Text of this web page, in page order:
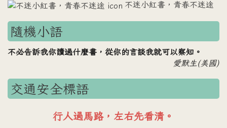
不迷小紅書，青春不迷途
隨機小語
不必告訴我你讀過什麼書，從你的言談我就可以察知。
愛默生(美國)
交通安全標語
車輛禮讓行人，行人安全過路。